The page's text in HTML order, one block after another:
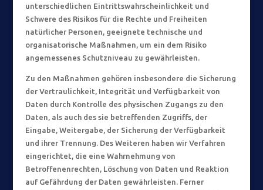
unterschiedlichen Eintrittswahrscheinlichkeit und
Schwere des Risikos für die Rechte und Freiheiten
natürlicher Personen, geeignete technische und
organisatorische Maßnahmen, um ein dem Risiko
angemessenes Schutzniveau zu gewährleisten.
Zu den Maßnahmen gehören insbesondere die Sicherung
der Vertraulichkeit, Integrität und Verfügbarkeit von
Daten durch Kontrolle des physischen Zugangs zu den
Daten, als auch des sie betreffenden Zugriffs, der
Eingabe, Weitergabe, der Sicherung der Verfügbarkeit
und ihrer Trennung. Des Weiteren haben wir Verfahren
eingerichtet, die eine Wahrnehmung von
Betroffenenrechten, Löschung von Daten und Reaktion
auf Gefährdung der Daten gewährleisten. Ferner